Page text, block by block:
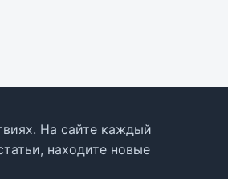
На сайте каждый
находите новые